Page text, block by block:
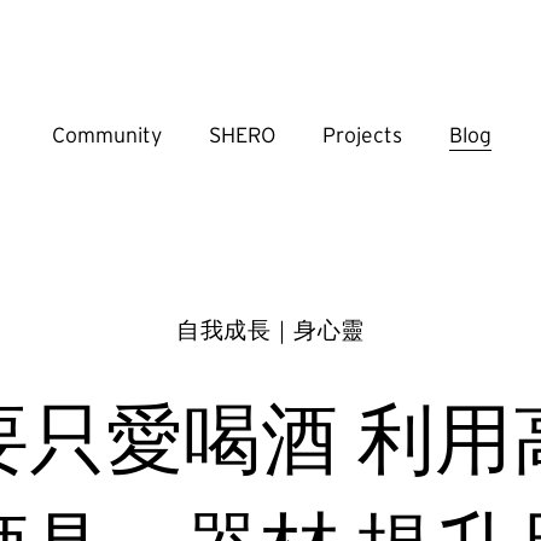
Community SHERO Projects Blog
只愛喝酒 利用
自我成長｜身心靈